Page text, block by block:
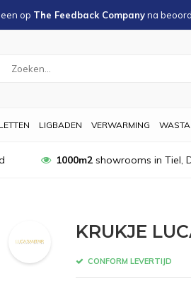
op The Feedback Companyna
LIGBADEN VERWARMING
1000m2showrooms in Tiel,
KRUKJE
CONFORM LEVERTIJD